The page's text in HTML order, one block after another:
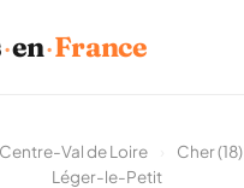
·en·France
Centre-Val de Loire Cher (18)
Léger-le-Petit